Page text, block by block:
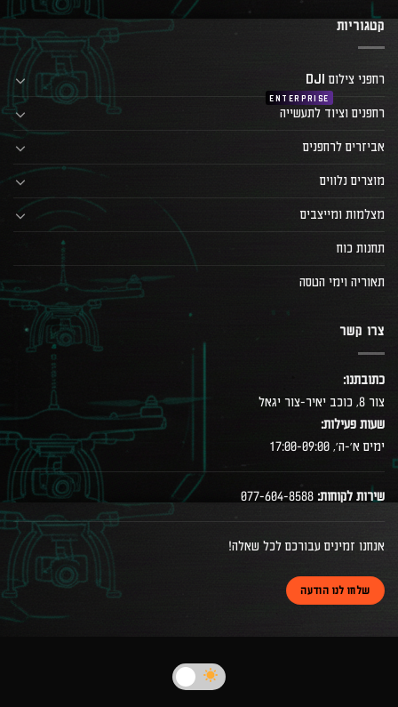
קטגוריות
רחפני צילום DJI
רחפנים וציוד לתעשייה
אביזרים לרחפנים
מוצרים נלווים
מצלמות ומייצבים
תחנות כוח
תאוריה וימי הטסה
צרו קשר
כתובתנו:
צור 8, כוכב יאיר-צור יגאל
שעות פעילות:
ימים א׳-ה׳, 17:00-09:00
שירות לקוחות:
אנחנו זמינים עבורכם לכל שאלה!
שלחו לנו הודעה